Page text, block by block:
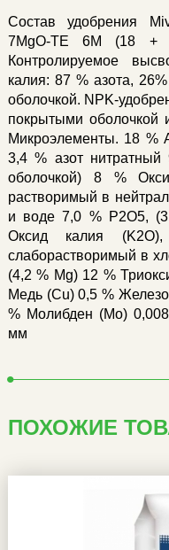
Состав удобрения
7MgO-TE 6М (18
Контролируемое
калия: 87 % азота,
оболочкой. NPK-
покрытыми оболочкой
Микроэлементы. 18 %
3,4 % азот
оболочкой) 8 %
растворимый в
и воде 7,0 % P2O5,
Оксид калия
слаборастворимый в
(4,2 % Mg) 12 %
Медь (Cu) 0,5 %
% Молибден (Mo)
мм
ПОХОЖИЕ